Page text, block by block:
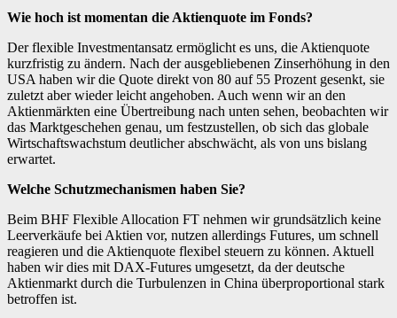
Wie hoch ist momentan die Aktienquote im Fonds?
Der flexible Investmentansatz ermöglicht es uns, die Aktienquote
kurzfristig zu ändern. Nach der ausgebliebenen Zinserhöhung in den
USA haben wir die Quote direkt von 80 auf 55 Prozent gesenkt, sie
zuletzt aber wieder leicht angehoben. Auch wenn wir an den
Aktienmärkten eine Übertreibung nach unten sehen, beobachten wir
das Marktgeschehen genau, um festzustellen, ob sich das globale
Wirtschaftswachstum deutlicher abschwächt, als von uns bislang
erwartet.
Welche Schutzmechanismen haben Sie?
Beim BHF Flexible Allocation FT nehmen wir grundsätzlich keine
Leerverkäufe bei Aktien vor, nutzen allerdings Futures, um schnell
reagieren und die Aktienquote flexibel steuern zu können. Aktuell
haben wir dies mit DAX-Futures umgesetzt, da der deutsche
Aktienmarkt durch die Turbulenzen in China überproportional stark
betroffen ist.